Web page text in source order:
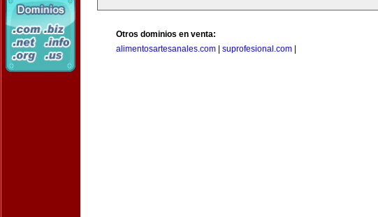
Otros dominios en venta:
alimentosartesanales.com
suprofesional.com